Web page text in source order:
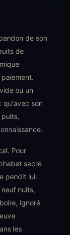
de son
de
ou un
qu'avec son
Pour
sacré
pendit lui-
nuits,
ignoré
les